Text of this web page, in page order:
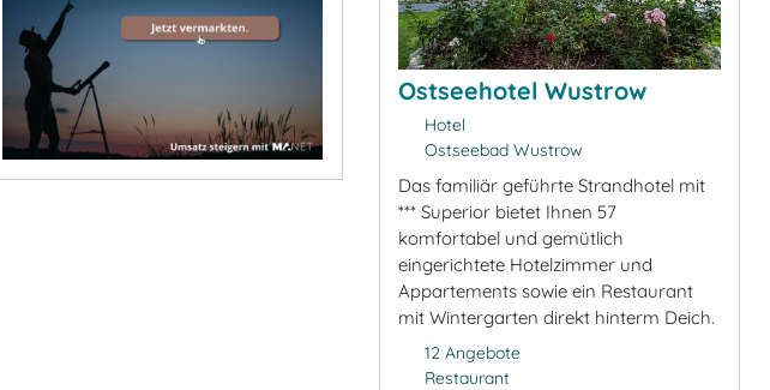
Ostseehotel Wustrow
Hotel
Ostseebad Wustrow
Das familiär geführte Strandhotel mit
*** Superior bietet Ihnen 57
komfortabel und gemütlich
eingerichtete Hotelzimmer und
Appartements sowie ein Restaurant
mit Wintergarten direkt hinterm Deich.
12 Angebote
Restaurant